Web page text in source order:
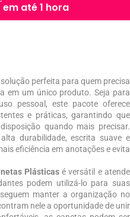
até 1 hora
solução perfeita para quem precisa
em um único produto. Seja para
pessoal, este pacote oferece
e práticas, garantindo que
quando mais precisar.
durabilidade, escrita suave e
eficiência em anotações e evita
Plásticasé versátil e atende
podem utilizá-lo para suas
manter a organização no
nele a oportunidade de unir